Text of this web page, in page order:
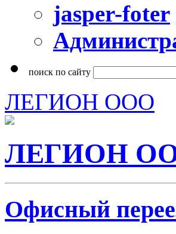
jasper-foter
поиск по сайту
ЛЕГИОН ООО
ЛЕГИОН
Офисный